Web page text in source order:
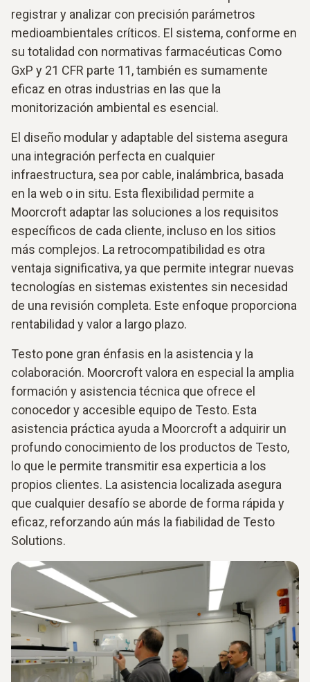
registrar y analizar con precisión parámetros
medioambientales críticos. El sistema, conforme en
su totalidad con normativas farmacéuticas Como
GxP y 21 CFR parte 11, también es sumamente
eficaz en otras industrias en las que la
monitorización ambiental es esencial.
El diseño modular y adaptable del sistema asegura
una integración perfecta en cualquier
infraestructura, sea por cable, inalámbrica, basada
en la web o in situ. Esta flexibilidad permite a
Moorcroft adaptar las soluciones a los requisitos
específicos de cada cliente, incluso en los sitios
más complejos. La retrocompatibilidad es otra
ventaja significativa, ya que permite integrar nuevas
tecnologías en sistemas existentes sin necesidad
de una revisión completa. Este enfoque proporciona
rentabilidad y valor a largo plazo.
Testo pone gran énfasis en la asistencia y la
colaboración. Moorcroft valora en especial la amplia
formación y asistencia técnica que ofrece el
conocedor y accesible equipo de Testo. Esta
asistencia práctica ayuda a Moorcroft a adquirir un
profundo conocimiento de los productos de Testo,
lo que le permite transmitir esa experticia a los
propios clientes. La asistencia localizada asegura
que cualquier desafío se aborde de forma rápida y
eficaz, reforzando aún más la fiabilidad de Testo
Solutions.